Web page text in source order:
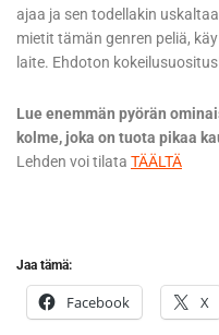
ajaa ja sen todellakin
mietit tämän genren peliä,
laite. Ehdoton
Lue enemmän pyörän
kolme, joka on tuota pikaa
Lehden voi tilata TÄÄLTÄ
Jaa tämä:
Facebook X